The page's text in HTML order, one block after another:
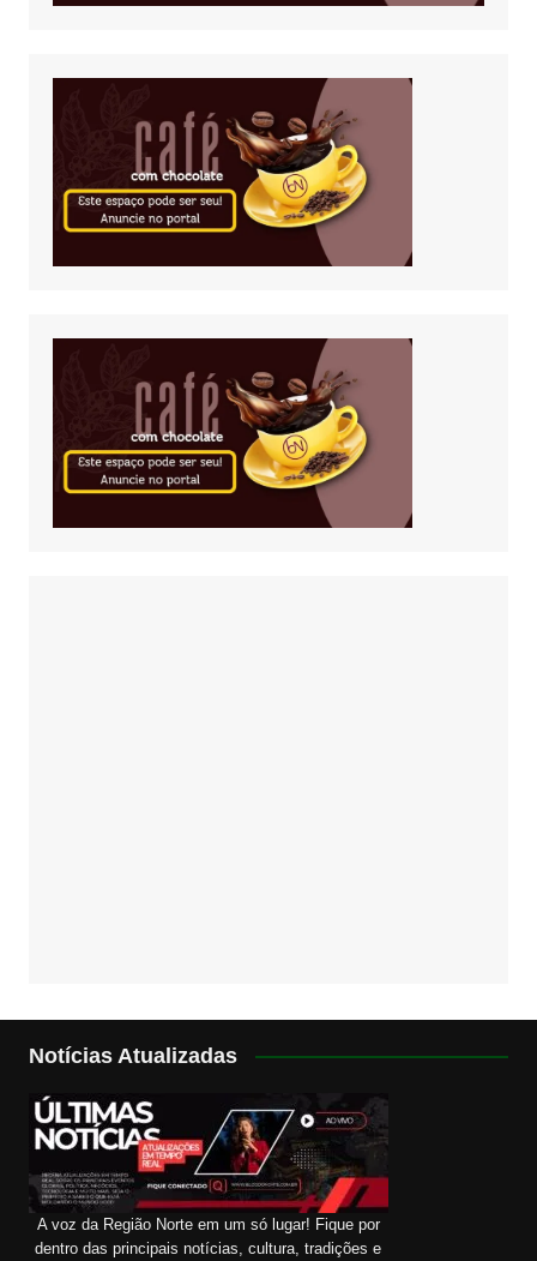
Notícias Atualizadas
A voz da Região Norte em um só lugar! Fique por
dentro das principais notícias, cultura, tradições e